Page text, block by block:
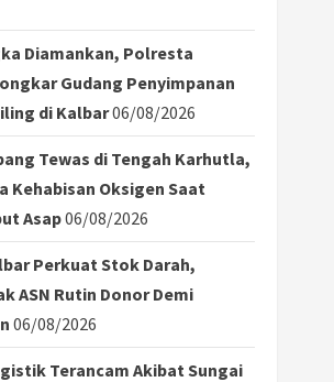
Diamankan, Polresta
Gudang Penyimpanan
di Kalbar06/08/2026
Tewas di Tengah Karhutla,
Kehabisan Oksigen Saat
Asap06/08/2026
Perkuat Stok Darah,
ASN Rutin Donor Demi
06/08/2026
Terancam Akibat Sungai